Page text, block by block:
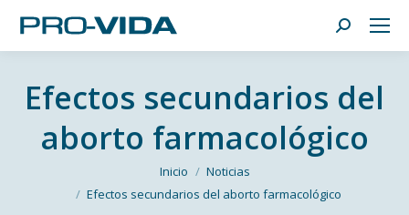
Buscar:
Efectos secundarios del
aborto farmacológico
Inicio
Noticias
Efectos secundarios del aborto farmacológico